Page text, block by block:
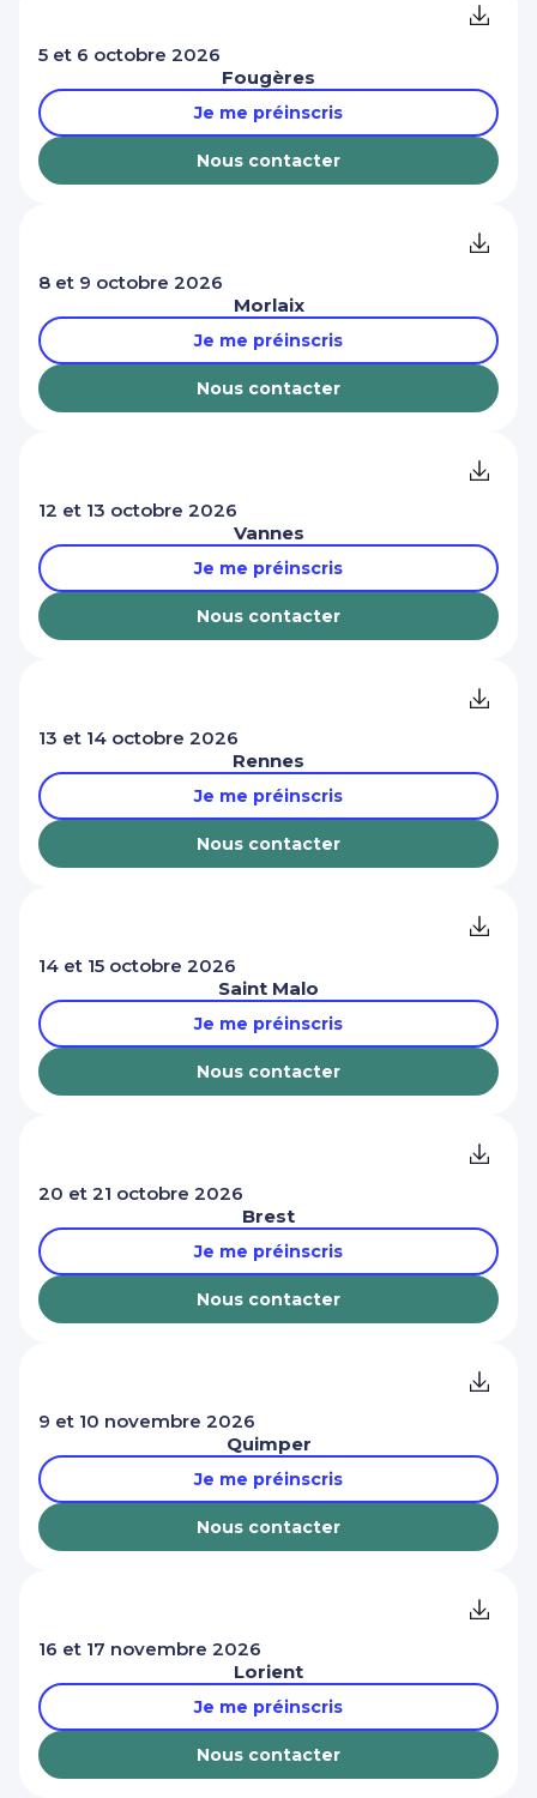
5 et 6 octobre 2026
Fougères
Je me préinscris
Nous contacter
8 et 9 octobre 2026
Morlaix
Je me préinscris
Nous contacter
12 et 13 octobre 2026
Vannes
Je me préinscris
Nous contacter
13 et 14 octobre 2026
Rennes
Je me préinscris
Nous contacter
14 et 15 octobre 2026
Saint Malo
Je me préinscris
Nous contacter
20 et 21 octobre 2026
Brest
Je me préinscris
Nous contacter
9 et 10 novembre 2026
Quimper
Je me préinscris
Nous contacter
16 et 17 novembre 2026
Lorient
Je me préinscris
Nous contacter